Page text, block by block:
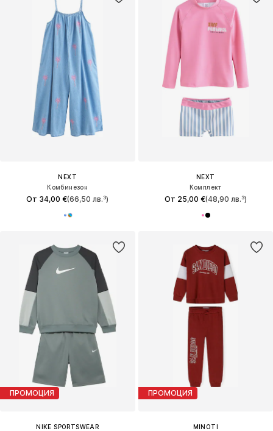
NEXT
Комбинезон
От 34,00 €(66,50 лв.³)
NEXT
Комплект
От 25,00 €(48,90 лв.³)
ПРОМОЦИЯ
NIKE SPORTSWEAR
ПРОМОЦИЯ
MINOTI